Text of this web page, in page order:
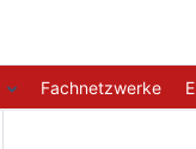
Fachnetzwerke